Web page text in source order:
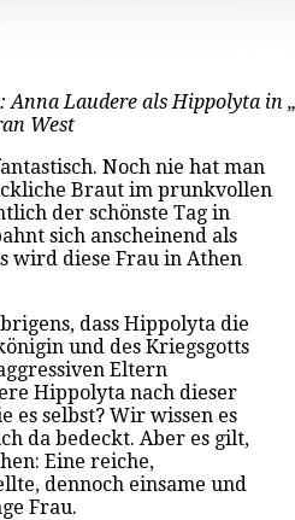
Anna Laudere als Hippolyta in
West
Noch nie hat man
Braut im prunkvollen
der schönste Tag in
sich anscheinend als
wird diese Frau in Athen
dass Hippolyta die
und des Kriegsgotts
Eltern
Hippolyta nach dieser
es selbst? Wir wissen es
da bedeckt. Aber es gilt,
Eine reiche,
dennoch einsame und
Frau.